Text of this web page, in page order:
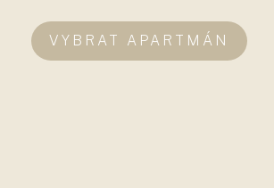
VYBRAT APARTMÁN